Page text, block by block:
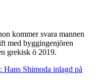
kommer svara mannen
med byggingenjören
grekisk ö 2019.
Hans Shimoda inlagd på